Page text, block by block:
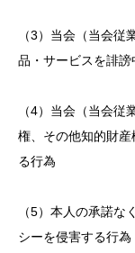
（3）当会（当会
品・サービスを誹謗
（4）当会（当会
権、その他知的財
る行為
（5）本人の承諾
シーを侵害する行為